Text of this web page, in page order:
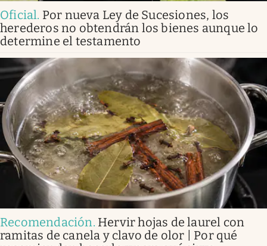
Oficial. Por nueva Ley de Sucesiones, los
herederos no obtendrán los bienes aunque lo
determine el testamento
Recomendación. Hervir hojas de laurel con
ramitas de canela y clavo de olor | Por qué